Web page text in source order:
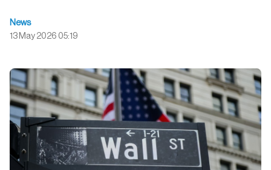
News
13 May 2026 05:19